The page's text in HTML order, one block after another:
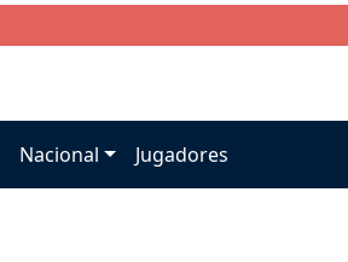
Nacional Jugadores